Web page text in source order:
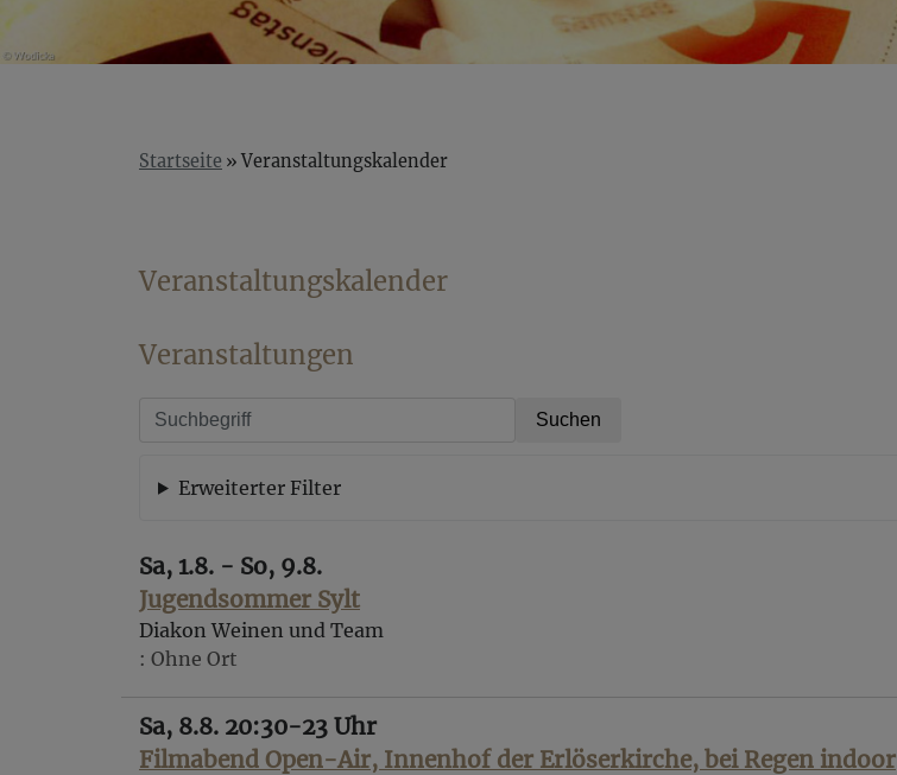
Startseite Veranstaltungskalender
Veranstaltungskalender
Veranstaltungen
Erweiterter Filter
Sa, 1.8. - So, 9.8.
Jugendsommer Sylt
Diakon Weinen und Team
Ohne Ort
Sa, 8.8. 20:30-23 Uhr
Filmabend Open-Air, Innenhof der Erlöserkirche, bei Regen indoor